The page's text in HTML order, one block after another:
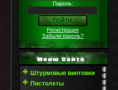
Пароль:
Регистрация
Забыли пароль?
Штурмовые винтовки
Пистолеты